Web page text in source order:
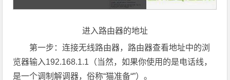
进入路由器的地址
第一步：连接无线路由器，路由器查看地址中的浏
览器输入192.168.1.1（当然，如果你使用的是电话线，
是一个调制解调器，俗称“猫准备“”）。